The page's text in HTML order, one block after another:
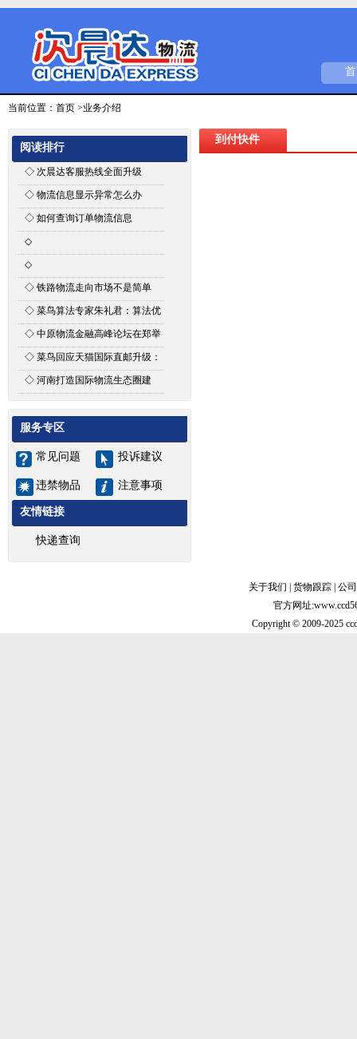
当前位置： 首页 >业务介绍
阅读排行
◇ 次晨达客服热线全面升级
◇ 物流信息显示异常怎么办
◇ 如何查询订单物流信息
◇
次晨达公司河南省内县城招商通
知
◇
河南次晨达物流有限公司招聘启
事
◇ 铁路物流走向市场不是简单
的“复制+粘贴”
◇ 菜鸟算法专家朱礼君：算法优
化能为智能物流带来什么
◇ 中原物流金融高峰论坛在郑举
行
◇ 菜鸟回应天猫国际直邮升级：
仅搭建平台，商家可自主选择推
荐物流商
◇ 河南打造国际物流生态圈建
服务专区
常见问题 投诉建议
违禁物品 注意事项
友情链接
快递查询
到付快件
关于我们 货物跟踪 公
官方网址
Copyright © 2009-2025